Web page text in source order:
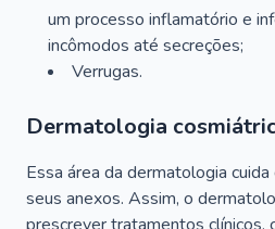
um processo inflamatório e
incômodos até secreções;
Verrugas.
Dermatologia
Essa área da dermatologia
seus anexos. Assim, o